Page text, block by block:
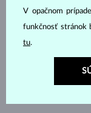
V opačnom
funkčnosť stránok
tu.